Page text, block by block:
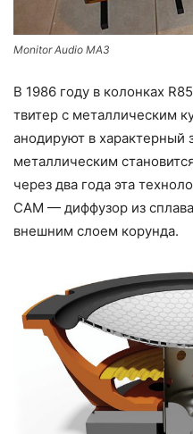
Monitor Audio MA3
В 1986 году в колонках
твитер с металлическим
анодируют в характерный
металлическим
через два года эта
CAM — диффузор из
внешним слоем корунда.